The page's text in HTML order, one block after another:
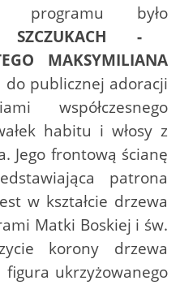
programu było
-
MAKSYMILIANA
publicznej adoracji
współczesnego
habitu i włosy z
Jego frontową ścianę
patrona
w kształcie drzewa
Matki Boskiej i św.
korony drzewa
ukrzyżowanego